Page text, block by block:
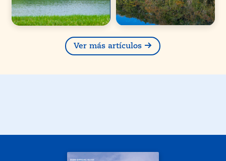
Ver más artículos